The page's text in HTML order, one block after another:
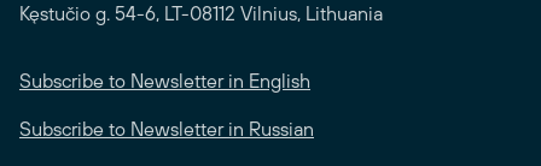
Kęstučio g. 54-6, LT-08112 Vilnius, Lithuania
Subscribe to Newsletter in English
Subscribe to Newsletter in Russian